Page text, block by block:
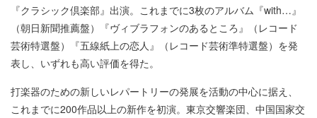
『クラシック倶楽部』出演。これまでに3枚のアルバム『with…』
（朝日新聞推薦盤）『ヴィブラフォンのあるところ』（レコード
芸術特選盤）『五線紙上の恋人』（レコード芸術準特選盤）を発
表し、いずれも高い評価を得た。
打楽器のための新しいレパートリーの発展を活動の中心に据え、
これまでに200作品以上の新作を初演。東京交響楽団、中国国家交